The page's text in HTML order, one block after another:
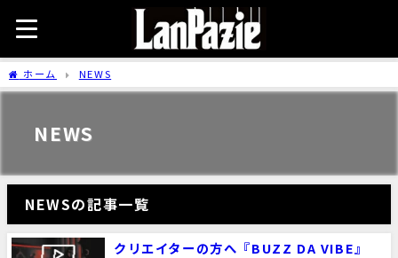
ホーム NEWS
NEWS
NEWSの記事一覧
クリエイターの方へ『BUZZ DA VIBE』